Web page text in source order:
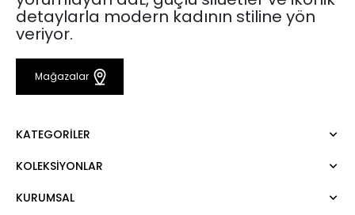
detaylarla modern kadının stiline yön
veriyor.
Mağazalar
KATEGORILER
Elbise
KOLEKSIYONLAR
Mert Aslan
KURUMSAL